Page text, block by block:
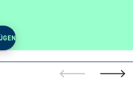
gehe zur gehe